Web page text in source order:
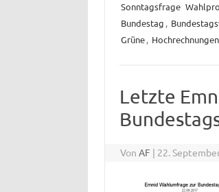
Sonntagsfrage
Bundestag ,
Grüne, Hochrechnungen
Letzte
VonAF | 22.